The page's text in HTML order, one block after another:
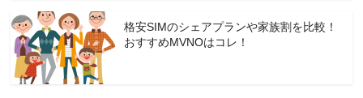
格安SIMのシェアプランや家族割を比較！
おすすめMVNOはコレ！